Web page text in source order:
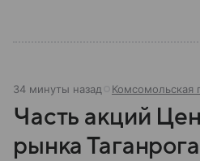
34 минуты назад Комсомольская
Часть акций
рынка